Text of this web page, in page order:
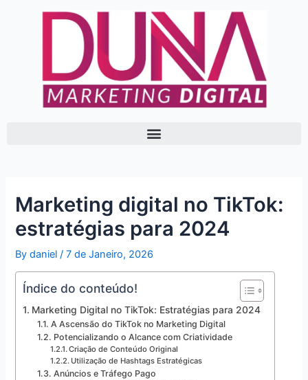
Marketing digital no TikTok:
estratégias para 2024
Bydaniel /7 de Janeiro, 2026
Índice do conteúdo!
Marketing Digital no TikTok: Estratégias para 2024
A Ascensão do TikTok no Marketing Digital
Potencializando o Alcance com Criatividade
Criação de Conteúdo Original
Utilização de Hashtags Estratégicas
Anúncios e Tráfego Pago
navigation